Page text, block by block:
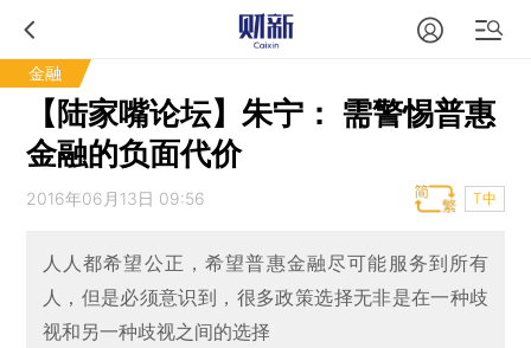
金融
【陆家嘴论坛】朱宁： 需警惕普惠
金融的负面代价
2016年06月13日 09:56 T中
人人都希望公正，希望普惠金融尽可能服务到所有
人，但是必须意识到，很多政策选择无非是在一种歧
视和另一种歧视之间的选择